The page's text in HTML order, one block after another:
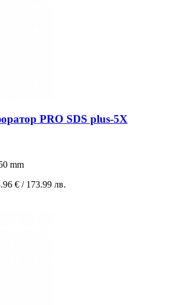
PRO SDS plus-5X
mm
€ / 173.99 лв.